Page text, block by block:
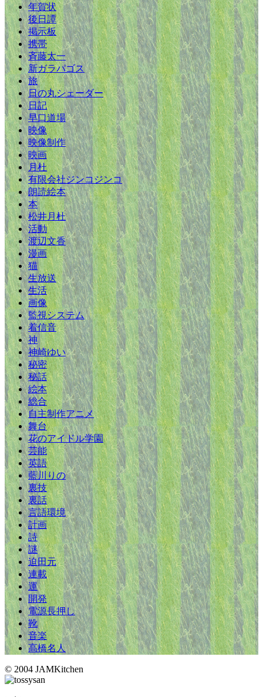
年賀状
後日譚
掲示板
携帯
斉藤太一
新ガラパゴス
旅
日の丸シェーダー
日記
早口道場
映像
映像制作
映画
月杜
有限会社ジンコジンコ
朗読絵本
本
松井月杜
活動
渡辺文香
漫画
猫
生放送
生活
画像
監視システム
着信音
神
神崎ゆい
秘密
秘話
絵本
総合
自主制作アニメ
舞台
花のアイドル学園
芸能
英語
藍川りの
裏技
裏話
言語環境
計画
詩
謎
迫田元
連載
運
開発
電源長押し
靴
音楽
高橋名人
© 2004 JAMKitchen